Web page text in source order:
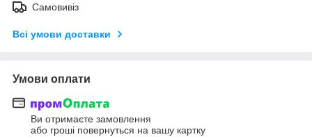
Самовивіз
Всі умови доставки
Умови оплати
Ви отримаєте замовлення
або гроші повернуться на вашу картку